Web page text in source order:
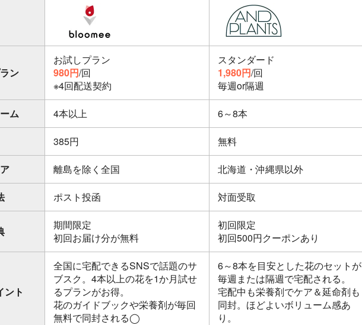
ン
お試しプラン
980円/回
※4回配送契約
スタンダード
1,980円/回
毎週or隔週
ム 4本以上 6～8本
385円 無料
離島を除く全国 北海道・沖縄県以外
ポスト投函 対面受取
期間限定
初回お届け分が無料
初回限定
初回500円クーポンあり
ント
全国に宅配できるSNSで話題のサ
ブスク。4本以上の花を1か月試せ
るプランがお得。
花のガイドブックや栄養剤が毎回
無料で同封される◯
6～8本を目安とした花のセットが
毎週または隔週で宅配される。
宅配中も栄養剤でケア＆延命剤も
同封。ほどよいボリューム感あ
り。